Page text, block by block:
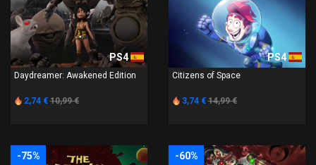
PS4
Daydreamer: Awakened Edition
2,74 € 10,99 €
PS4
Citizens of Space
3,74 € 14,99 €
-75% -60%